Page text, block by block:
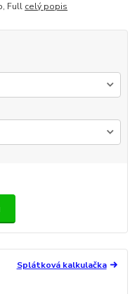
Full celý popis
Splátková kalkulačka